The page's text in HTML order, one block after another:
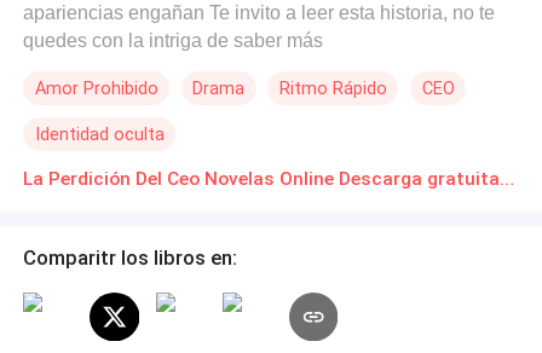
apariencias engañan Te invito a leer esta historia, no te
quedes con la intriga de saber más
Amor Prohibido Drama Ritmo Rápido CEO
Identidad oculta
La Perdición Del Ceo Novelas Online Descarga gratuita de PDF
Comparitr los libros en: